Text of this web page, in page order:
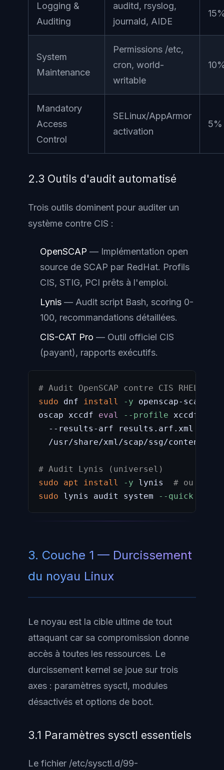
Logging &
Auditing
auditd, rsyslog,
journald, AIDE
System
Maintenance
Permissions /etc,
cron, world-
writable
Mandatory
Access
Control
SELinux/AppArmor
activation
5%
2.3 Outils d'audit automatisé
Trois outils dominent pour auditer un
système contre CIS :
OpenSCAP — Implémentation open
source de SCAP par RedHat. Profils
CIS, STIG, PCI prêts à l'emploi.
Lynis — Audit script Bash, scoring 0-
100, recommandations détaillées.
CIS-CAT Pro — Outil officiel CIS
(payant), rapports exécutifs.
# Audit OpenSCAP contre CIS RHEL 9
sudo dnf install -y openscap-
oscap xccdf eval --profile
  --results-arf results.arf.xml
/usr/share/xml/scap/ssg/content/
# Audit Lynis (universel)
sudo
apt install -y lynis # ou dnf
sudo lynis audit system --quick
3. Couche 1 — Durcissement
du noyau Linux
Le noyau est la cible ultime de tout
attaquant car sa compromission donne
accès à toutes les ressources. Le
durcissement kernel se joue sur trois
axes : paramètres sysctl, modules
désactivés et options de boot.
3.1 Paramètres sysctl essentiels
Le fichier /etc/sysctl.d/99-